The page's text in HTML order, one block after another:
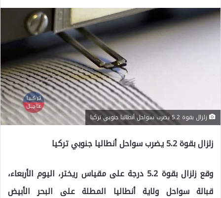
زلزال بقوة 5.2 يضرب سواحل أنطاليا جنوبي تركيا
زلزال بقوة 5.2 يضرب سواحل أنطاليا جنوبي تركيا
وقع زلزال بقوة 5.2 درجة على مقياس ريختر، اليوم الأربعاء،
قبالة سواحل ولاية أنطاليا المطلة على البحر الأبيض